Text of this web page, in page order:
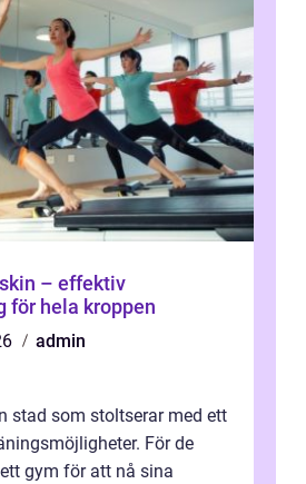
– effektiv
för hela kroppen
admin
stad som stoltserar med ett
För de
gym för att nå sina